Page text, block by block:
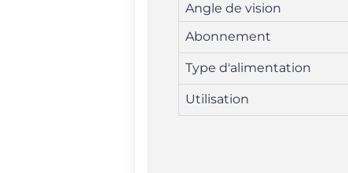
Angle de vision
Abonnement
Type d'alimentation
Utilisation